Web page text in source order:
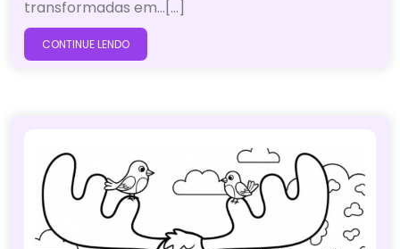
transformadas em…[...]
CONTINUE LENDO